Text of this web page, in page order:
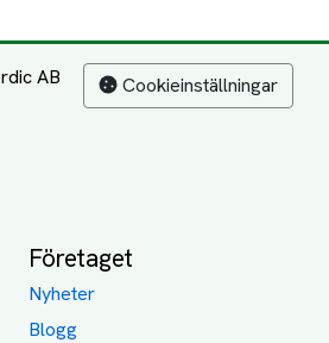
AB Cookieinställningar
Företaget
Nyheter
Blogg